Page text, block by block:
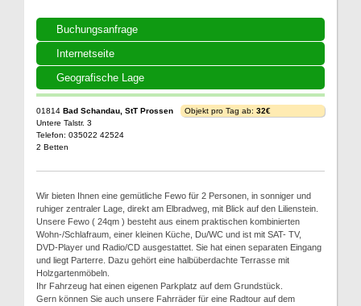
Buchungsanfrage
Internetseite
Geografische Lage
01814 Bad Schandau, StT Prossen
Untere Talstr. 3
Telefon: 035022 42524
2 Betten
Objekt pro Tag ab: 32€
Wir bieten Ihnen eine gemütliche Fewo für 2 Personen, in sonniger und
ruhiger zentraler Lage, direkt am Elbradweg, mit Blick auf den Lilienstein.
Unsere Fewo ( 24qm ) besteht aus einem praktischen kombinierten
Wohn-/Schlafraum, einer kleinen Küche, Du/WC und ist mit SAT- TV,
DVD-Player und Radio/CD ausgestattet. Sie hat einen separaten Eingang
und liegt Parterre. Dazu gehört eine halbüberdachte Terrasse mit
Holzgartenmöbeln.
Ihr Fahrzeug hat einen eigenen Parkplatz auf dem Grundstück.
Gern können Sie auch unsere Fahrräder für eine Radtour auf dem